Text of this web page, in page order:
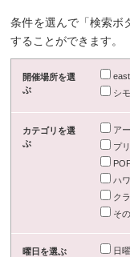
条件を選んで「検索ボ
することができます。
開催場所を選
ぶ
シ
カテゴリを選
ぶ
ア
プ
ハ
ク
そ
曜日を選ぶ 日